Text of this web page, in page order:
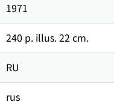
1971
240 p. illus. 22 cm.
RU
rus